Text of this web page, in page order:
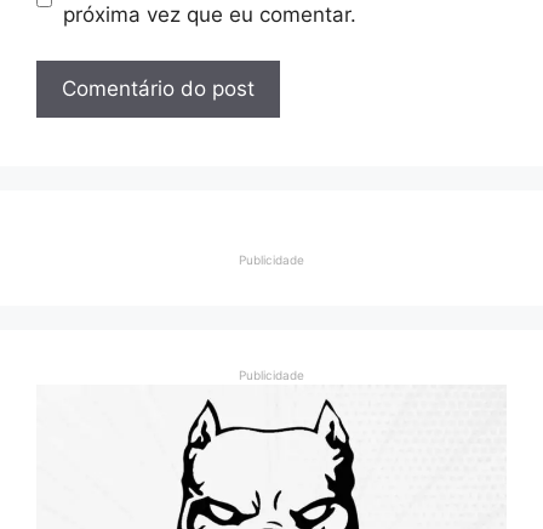
próxima vez que eu comentar.
Publicidade
Publicidade